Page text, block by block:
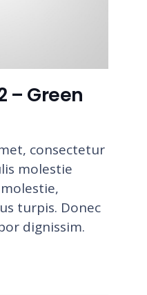
– Green
consectetur
molestie
turpis. Donec
dignissim.